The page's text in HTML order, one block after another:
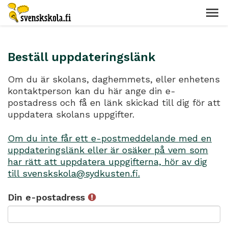
Beställ uppdateringslänk
Om du är skolans, daghemmets, eller enhetens
kontaktperson kan du här ange din e-
postadress och få en länk skickad till dig för att
uppdatera skolans uppgifter.
Om du inte får ett e-postmeddelande med en
uppdateringslänk eller är osäker på vem som
har rätt att uppdatera uppgifterna, hör av dig
till svenskskola@sydkusten.fi.
Din e-postadress